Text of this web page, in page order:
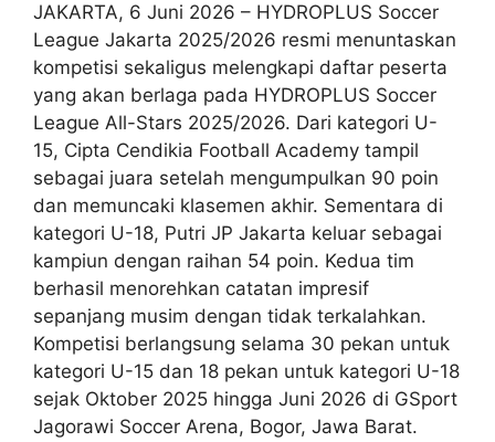
JAKARTA, 6 Juni 2026 – HYDROPLUS Soccer
League Jakarta 2025/2026 resmi menuntaskan
kompetisi sekaligus melengkapi daftar peserta
yang akan berlaga pada HYDROPLUS Soccer
League All-Stars 2025/2026. Dari kategori U-
15, Cipta Cendikia Football Academy tampil
sebagai juara setelah mengumpulkan 90 poin
dan memuncaki klasemen akhir. Sementara di
kategori U-18, Putri JP Jakarta keluar sebagai
kampiun dengan raihan 54 poin. Kedua tim
berhasil menorehkan catatan impresif
sepanjang musim dengan tidak terkalahkan.
Kompetisi berlangsung selama 30 pekan untuk
kategori U-15 dan 18 pekan untuk kategori U-18
sejak Oktober 2025 hingga Juni 2026 di GSport
Jagorawi Soccer Arena, Bogor, Jawa Barat.